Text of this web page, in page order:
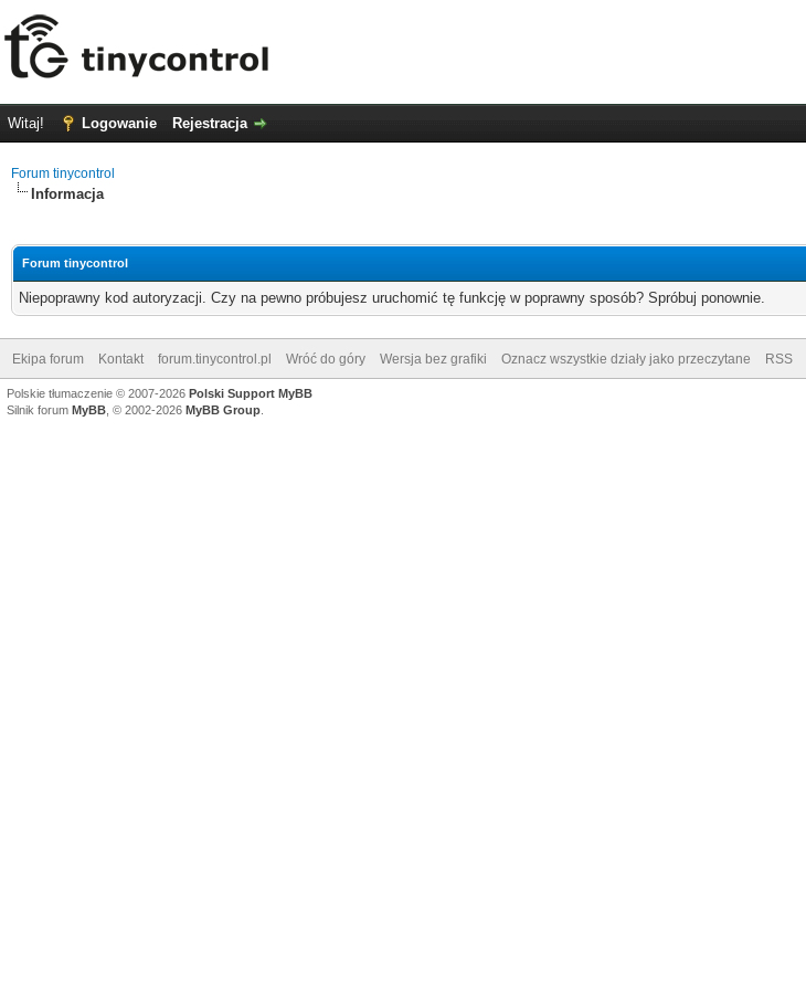
Witaj! Logowanie Rejestracja
Forum tinycontrol
Informacja
Forum tinycontrol
Niepoprawny kod autoryzacji. Czy na pewno próbujesz uruchomić tę funkcję w poprawny sposób? Spróbuj ponownie.
Ekipa forum Kontakt forum.tinycontrol.pl Wróć do góry Wersja bez grafiki Oznacz wszystkie działy jako przeczytane RSS
Polskie tłumaczenie © 2007-2026 Polski Support MyBB
Silnik forum MyBB , © 2002-2026 MyBB Group